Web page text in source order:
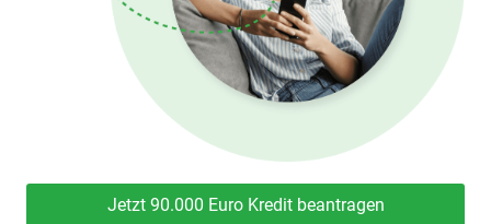
Jetzt 90.000 Euro Kredit beantragen